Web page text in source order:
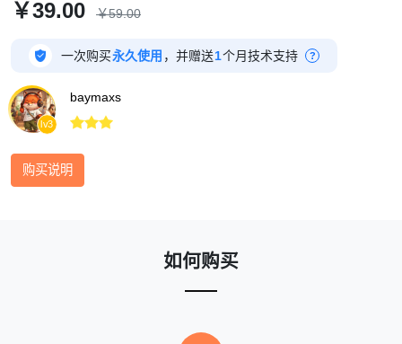
复默认。样式与色调沿用本系统当前主题。
￥39.00 ￥59.00
 一次购买永久使用 ，并赠送1个月技术支持 ?
lv3
baymaxs

购买说明
如何购买